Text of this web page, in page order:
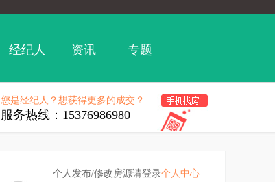
经纪人 资讯 专题
您是经纪人？想获得更多的成交？
服务热线：15376986980
个人发布/修改房源请登录个人中心